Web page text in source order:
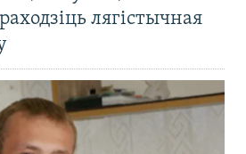
лягістычная